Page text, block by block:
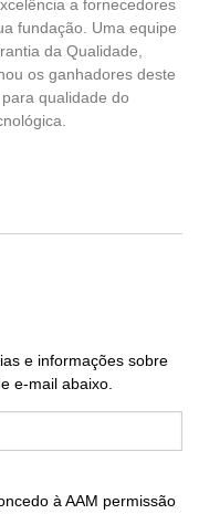
a fornecedores
fundação. Uma equipe
da Qualidade,
os ganhadores deste
qualidade do
e informações sobre
e-mail abaixo.
à AAM permissão